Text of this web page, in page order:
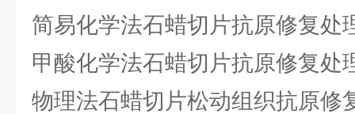
简易化学法石蜡切片抗原修复处
甲酸化学法石蜡切片抗原修复处
物理法石蜡切片松动组织抗原修